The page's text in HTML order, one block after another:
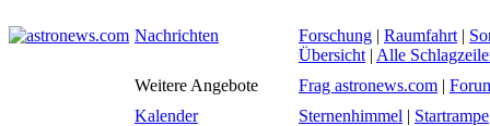
Nachrichten Forschung | Raumfahrt |
Übersicht | Alle
Weitere Angebote
Frag astronews.com |
Kalender
Sternenhimmel | Startrampe